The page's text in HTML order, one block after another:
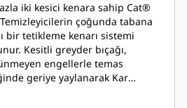
iki kesici kenara sahip Cat®
çoğunda tabana
bir tetikleme kenarı sistemi
Kesitli greyder bıçağı,
engellerle temas
geriye yaylanarak Kar